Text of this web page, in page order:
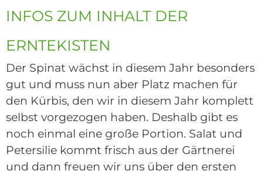
INFOS ZUM INHALT DER
ERNTEKISTEN
Der Spinat wächst in diesem Jahr besonders
gut und muss nun aber Platz machen für
den Kürbis, den wir in diesem Jahr komplett
selbst vorgezogen haben. Deshalb gibt es
noch einmal eine große Portion. Salat und
Petersilie kommt frisch aus der Gärtnerei
und dann freuen wir uns über den ersten